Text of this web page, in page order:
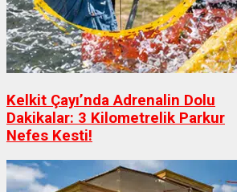
Kelkit Çayı’nda Adrenalin Dolu
Dakikalar: 3 Kilometrelik Parkur
Nefes Kesti!